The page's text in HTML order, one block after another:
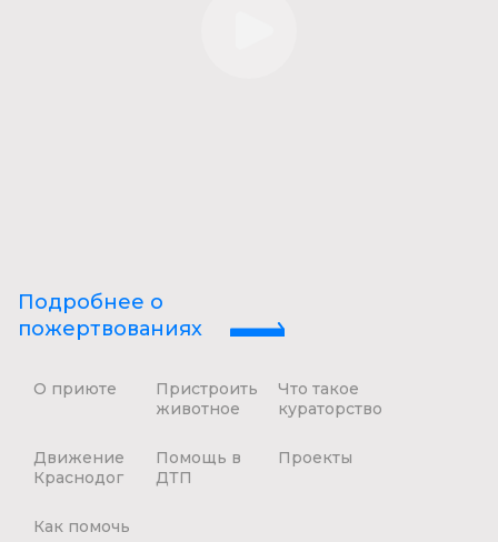
Подробнее о
пожертвованиях
О приюте
Пристроить
животное
Что такое
кураторство
Движение
Краснодог
Помощь в
ДТП
Проекты
Как помочь